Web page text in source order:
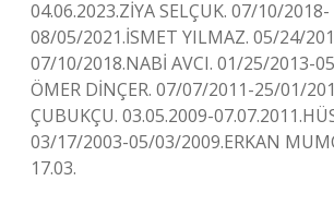
04.06.2023.ZİYA SELÇUK. 07/10/2018-
08/05/2021.İSMET YILMAZ. 05/24/
07/10/2018.NABİ AVCI. 01/25/2013-
ÖMER DİNÇER. 07/07/2011-25/01/
ÇUBUKÇU. 03.05.2009-
03/17/2003-05/03/2009.ERKAN
17.03.